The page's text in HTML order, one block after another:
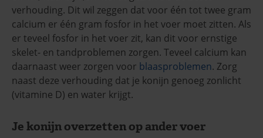
verhouding. Dit wil zeggen dat voor één tot twee gram
calcium er één gram fosfor in het voer moet zitten. Als
er teveel fosfor in het voer zit, kan dit voor ernstige
skelet- en tandproblemen zorgen. Teveel calcium kan
daarnaast weer zorgen voor blaasproblemen. Zorg
naast deze verhouding dat je konijn genoeg zonlicht
(vitamine D) en water krijgt.
Je konijn overzetten op ander voer